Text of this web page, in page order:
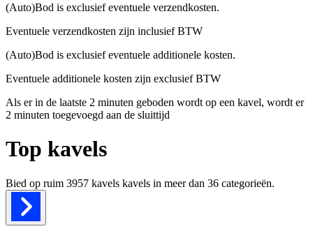
(Auto)Bod is exclusief eventuele verzendkosten.
Eventuele verzendkosten zijn inclusief BTW
(Auto)Bod is exclusief eventuele additionele kosten.
Eventuele additionele kosten zijn exclusief BTW
Als er in de laatste 2 minuten geboden wordt op een kavel, wordt er
2 minuten toegevoegd aan de sluittijd
Top kavels
Bied op ruim 3957 kavels kavels in meer dan 36 categorieën.